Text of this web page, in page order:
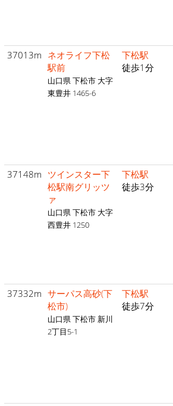
37013m ネオライフ下松
駅前
山口県 下松市 大字
東豊井 1465-6
下松駅
徒歩1分
37148m ツインスター下
松駅南グリッツ
ァ
山口県 下松市 大字
西豊井 1250
下松駅
徒歩3分
37332m サーパス高砂(下
松市)
山口県 下松市 新川
2丁目5-1
下松駅
徒歩7分